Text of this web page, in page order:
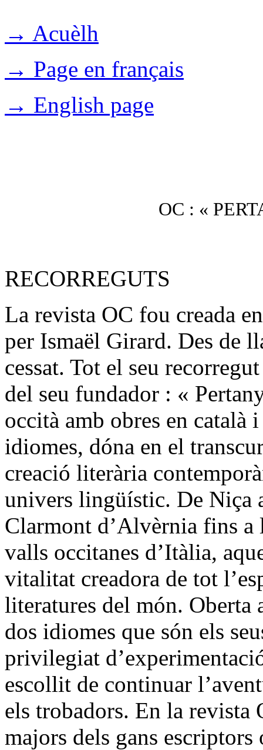
→ Acuèlh
→ Page en français
→ English page
OC : «
RECORREGUTS
La revista OC fou creada
per Ismaël Girard. Des de
cessat. Tot el seu
del seu fundador : «
occità amb obres en català
idiomes, dóna en el
creació literària
univers lingüístic. De Niça
Clarmont d’Alvèrnia fins a
valls occitanes d’Itàlia,
vitalitat creadora de tot
literatures del món. Oberta
dos idiomes que són els
privilegiat
escollit de continuar
els trobadors. En la revista
majors dels gans